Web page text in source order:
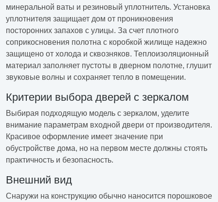
минеральной ваты и резиновый уплотнитель. Установка
уплотнителя защищает дом от проникновения
посторонних запахов с улицы. За счет плотного
соприкосновения полотна с коробкой жилище надежно
защищено от холода и сквозняков. Теплоизоляционный
материал заполняет пустоты в дверном полотне, глушит
звуковые волны и сохраняет тепло в помещении.
Критерии выбора дверей с зеркалом
Выбирая подходящую модель с зеркалом, уделите
внимание параметрам входной двери от производителя.
Красивое оформление имеет значение при
обустройстве дома, но на первом месте должны стоять
практичность и безопасность.
Внешний вид
Снаружи на конструкцию обычно наносится порошковое